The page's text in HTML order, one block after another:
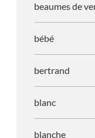
beaumes de
bébé
bertrand
blanc
blanche